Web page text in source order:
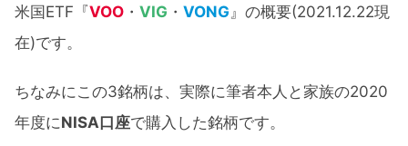
米国ETF『VOO ・ VIG ・ VONG 』の概要(2021.12.22現
在)です。
ちなみにこの3銘柄は、実際に筆者本人と家族の2020
年度にNISA口座で購入した銘柄です。